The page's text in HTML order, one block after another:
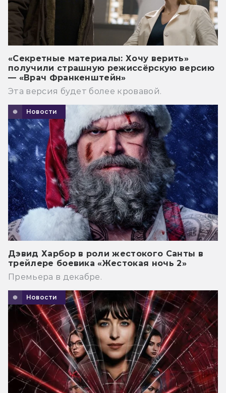
«Секретные материалы: Хочу верить»
получили страшную режиссёрскую версию
— «Врач Франкенштейн»
Эта версия будет более кровавой.
Новости
Дэвид Харбор в роли жестокого Санты в
трейлере боевика «Жестокая ночь 2»
Премьера в декабре.
Новости